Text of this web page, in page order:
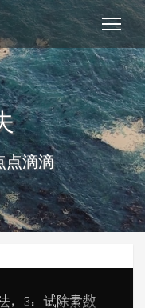
点滴滴